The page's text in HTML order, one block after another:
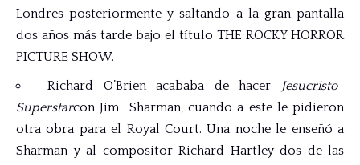
Londres posteriormente y saltando a la gran pantalla
dos años más tarde bajo el título THE ROCKY HORROR
PICTURE SHOW.
Richard O’Brien acababa de hacer
Jesucristo
Superstarcon Jim Sharman, cuando a este le pidieron
otra obra para el Royal Court. Una noche le enseñó a
Sharman y al compositor Richard Hartley dos de las